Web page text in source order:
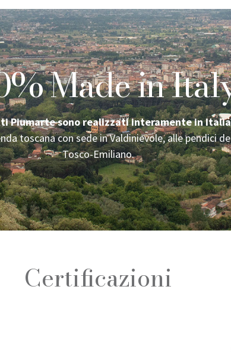
Made in
Piumarte sono realizzati interamente in
toscana con sede in Valdinievole, alle pendici
Tosco-Emiliano.
Certificazioni